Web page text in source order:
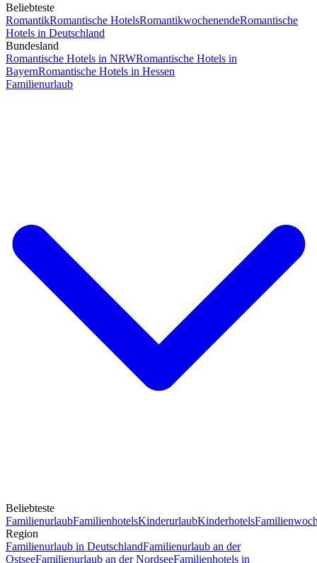
Beliebteste
RomantikRomantische HotelsRomantikwochenendeRomantische
Hotels in Deutschland
Bundesland
Romantische Hotels in NRWRomantische Hotels in
BayernRomantische Hotels in Hessen
Familienurlaub
Beliebteste
FamilienurlaubFamilienhotelsKinderurlaubKinderhotels
Region
Familienurlaub in DeutschlandFamilienurlaub an der
OstseeFamilienurlaub an der NordseeFamilienhotels in